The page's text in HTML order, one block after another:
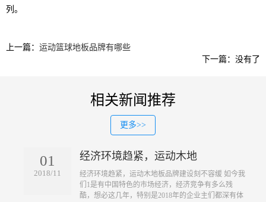
列。
上一篇： 运动篮球地板品牌有哪些
下一篇：没有了
相关新闻推荐
更多>>
01
2018/11
经济环境趋紧，运动木地
​经济环境趋紧，运动木地板品牌建设刻不容缓 如今我
们1是有中国特色的市场经济，经济竞争有多么残
酷，想必这几年，特别是2018年的企业主们都深有体